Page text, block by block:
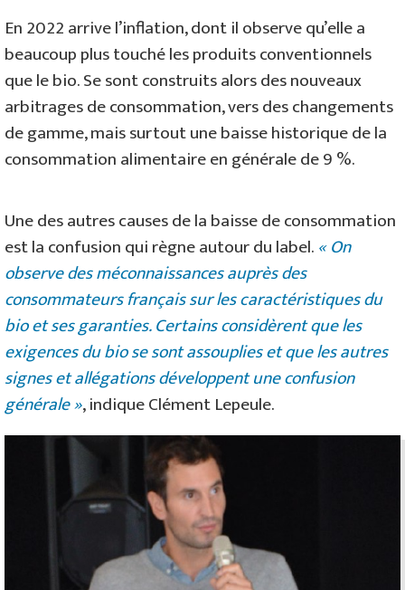
En 2022 arrive l’inflation, dont il observe qu’elle a
beaucoup plus touché les produits conventionnels
que le bio. Se sont construits alors des nouveaux
arbitrages de consommation, vers des changements
de gamme, mais surtout une baisse historique de la
consommation alimentaire en générale de 9 %.
Une des autres causes de la baisse de consommation
est la confusion qui règne autour du label.« On
observe des méconnaissances auprès des
consommateurs français sur les caractéristiques du
bio et ses garanties. Certains considèrent que les
exigences du bio se sont assouplies et que les autres
signes et allégations développent une confusion
générale », indique Clément Lepeule.